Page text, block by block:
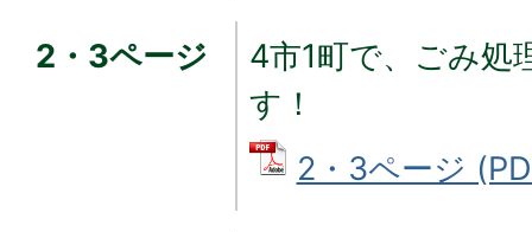
2・3ページ
4市1町で、ごみ処
す！
2・3ページ